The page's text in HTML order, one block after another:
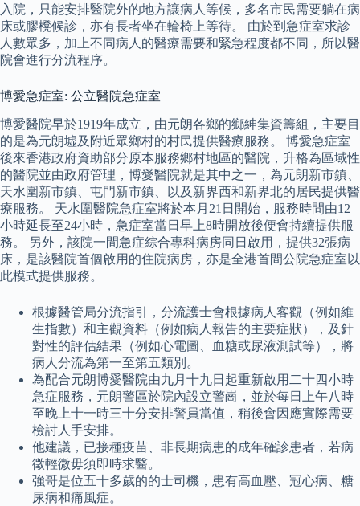
入院，只能安排醫院外的地方讓病人等候，多名市民需要躺在病
床或膠櫈候診，亦有長者坐在輪椅上等待。 由於到急症室求診
人數眾多，加上不同病人的醫療需要和緊急程度都不同，所以醫
院會進行分流程序。
博愛急症室: 公立醫院急症室
博愛醫院早於1919年成立，由元朗各鄉的鄉紳集資籌組，主要目
的是為元朗墟及附近眾鄉村的村民提供醫療服務。 博愛急症室
後來香港政府資助部分原本服務鄉村地區的醫院，升格為區域性
的醫院並由政府管理，博愛醫院就是其中之一，為元朗新市鎮、
天水圍新市鎮、屯門新市鎮、以及新界西和新界北的居民提供醫
療服務。 天水圍醫院急症室將於本月21日開始，服務時間由12
小時延長至24小時，急症室當日早上8時開放後便會持續提供服
務。 另外，該院一間急症綜合專科病房同日啟用，提供32張病
床，是該醫院首個啟用的住院病房，亦是全港首間公院急症室以
此模式提供服務。
根據醫管局分流指引，分流護士會根據病人客觀（例如維
生指數）和主觀資料（例如病人報告的主要症狀），及針
對性的評估結果（例如心電圖、血糖或尿液測試等），將
病人分流為第一至第五類別。
為配合元朗博愛醫院由九月十九日起重新啟用二十四小時
急症服務，元朗警區於院內設立警崗，並於每日上午八時
至晚上十一時三十分安排警員當值，稍後會因應實際需要
檢討人手安排。
他建議，已接種疫苗、非長期病患的成年確診患者，若病
徵輕微毋須即時求醫。
強哥是位五十多歲的的士司機，患有高血壓、冠心病、糖
尿病和痛風症。